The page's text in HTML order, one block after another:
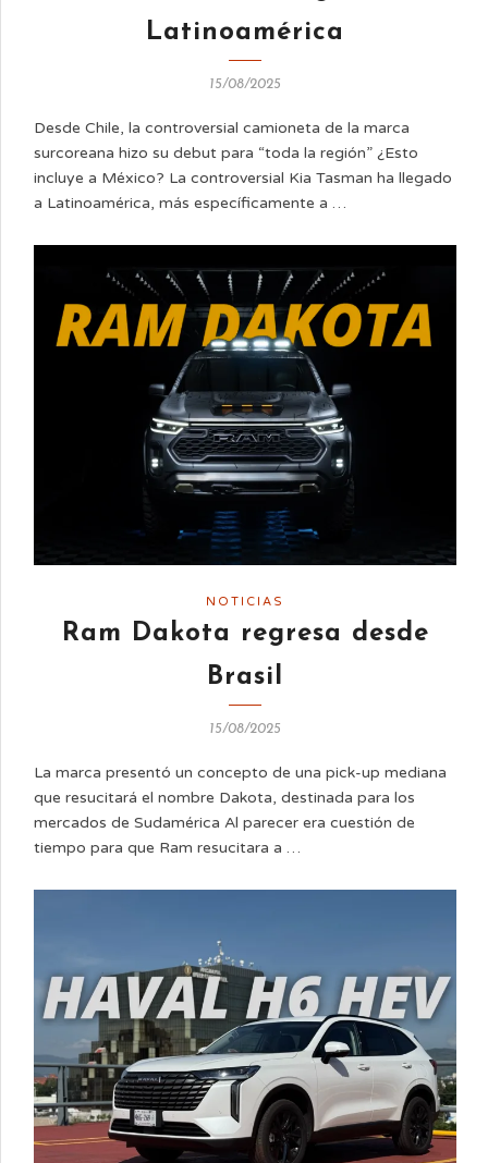
Latinoamérica
15/08/2025
Desde Chile, la controversial camioneta de la marca
surcoreana hizo su debut para “toda la región” ¿Esto
incluye a México? La controversial Kia Tasman ha llegado
a Latinoamérica, más específicamente a …
NOTICIAS
Ram Dakota regresa desde
Brasil
15/08/2025
La marca presentó un concepto de una pick-up mediana
que resucitará el nombre Dakota, destinada para los
mercados de Sudamérica Al parecer era cuestión de
tiempo para que Ram resucitara a …